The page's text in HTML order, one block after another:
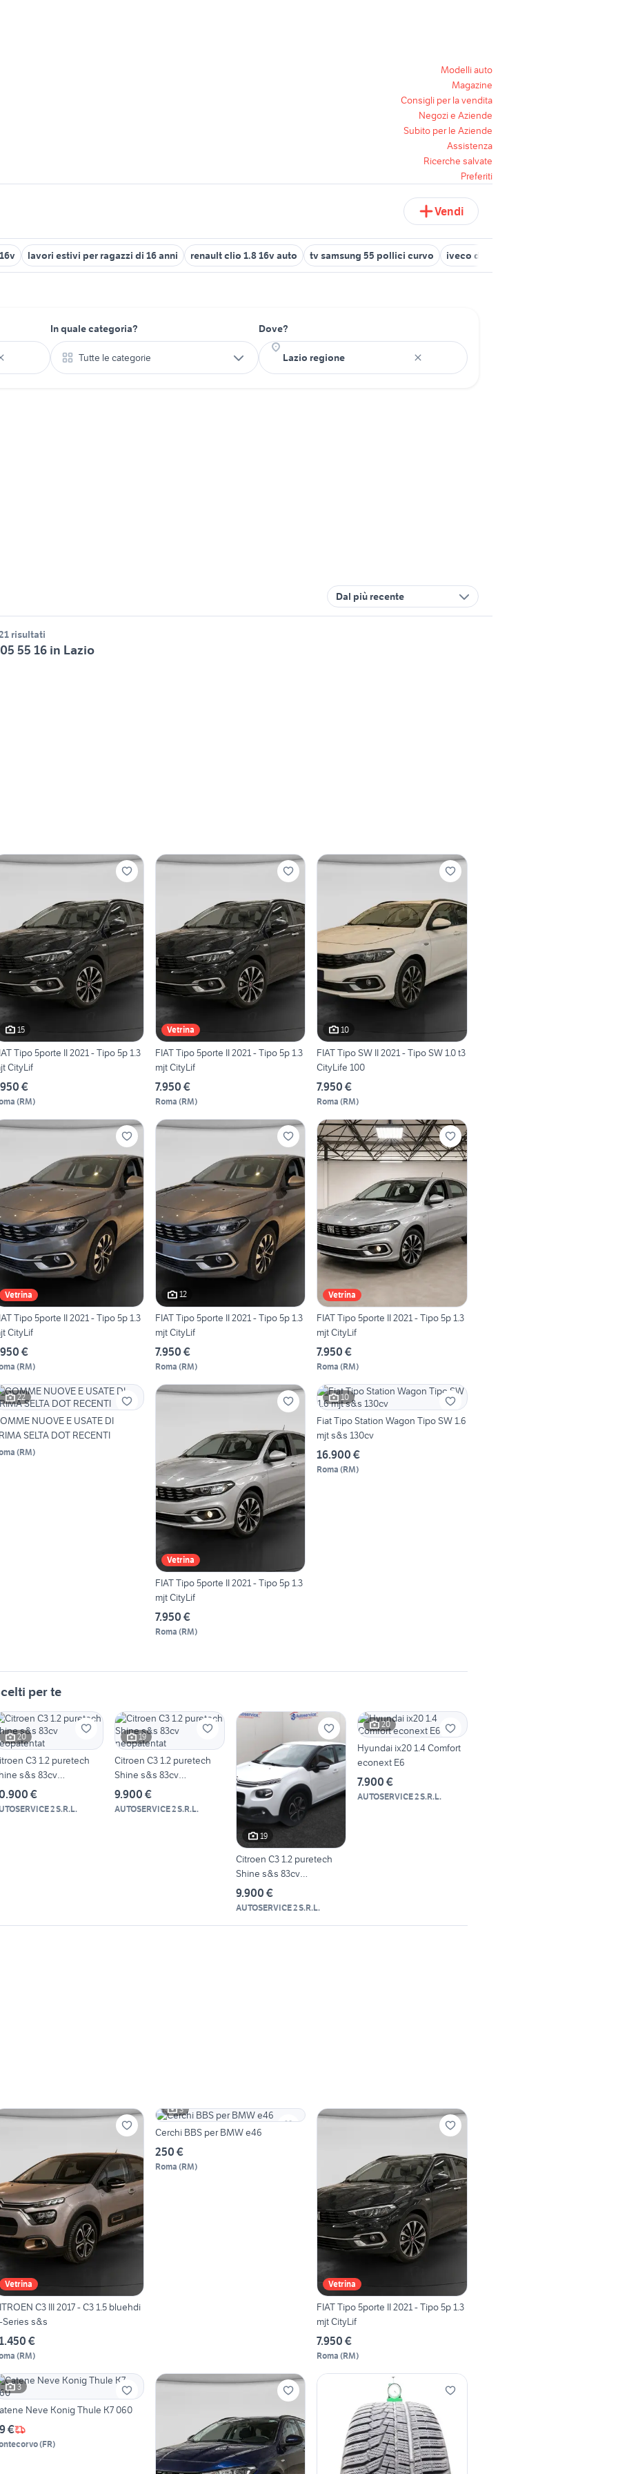
Modelli auto
Magazine
Consigli per la vendita
Negozi e Aziende
Subito per le Aziende
Assistenza
Ricerche salvate
Preferiti
Vendi
lavori estivi per ragazzi di 16 anni renault clio 1.8 16v auto tv samsung 55 pollici curvo iveco daily 35c16 veicoli commerciali
In quale categoria?
Tutte le categorie
Dove?
Dal più recente
risultati
55 16 in Lazio
15
Tipo 5porte II 2021 - Tipo 5p 1.3
CityLif
€
(RM)
Vetrina
FIAT Tipo 5porte II 2021 - Tipo 5p 1.3
mjt CityLif
7.950 €
Roma (RM)
10
FIAT Tipo SW II 2021 - Tipo SW 1.0 t3
CityLife 100
7.950 €
Roma (RM)
Vetrina
Tipo 5porte II 2021 - Tipo 5p 1.3
CityLif
€
(RM)
12
FIAT Tipo 5porte II 2021 - Tipo 5p 1.3
mjt CityLif
7.950 €
Roma (RM)
Vetrina
FIAT Tipo 5porte II 2021 - Tipo 5p 1.3
mjt CityLif
7.950 €
Roma (RM)
22
NUOVE E USATE DI
SELTA DOT RECENTI
(RM)
Vetrina
FIAT Tipo 5porte II 2021 - Tipo 5p 1.3
mjt CityLif
7.950 €
Roma (RM)
10
Fiat Tipo Station Wagon Tipo SW 1.6
mjt s&s 130cv
16.900 €
Roma (RM)
per te
20
C3 1.2 puretech
s&s 83cv
€
2 S.R.L.
19
Citroen C3 1.2 puretech
Shine s&s 83cv
neopatentat
9.900 €
AUTOSERVICE 2 S.R.L.
19
Citroen C3 1.2 puretech
Shine s&s 83cv
neopatentat
9.900 €
AUTOSERVICE 2 S.R.L.
20
Hyundai ix20 1.4 Comfort
econext E6
7.900 €
AUTOSERVICE 2 S.R.L.
Vetrina
C3 III 2017 - C3 1.5 bluehdi
Series s&s
€
(RM)
3
Cerchi BBS per BMW e46
250 €
Roma (RM)
Vetrina
FIAT Tipo 5porte II 2021 - Tipo 5p 1.3
mjt CityLif
7.950 €
Roma (RM)
3
Neve Konig Thule K7 060
€
(FR)